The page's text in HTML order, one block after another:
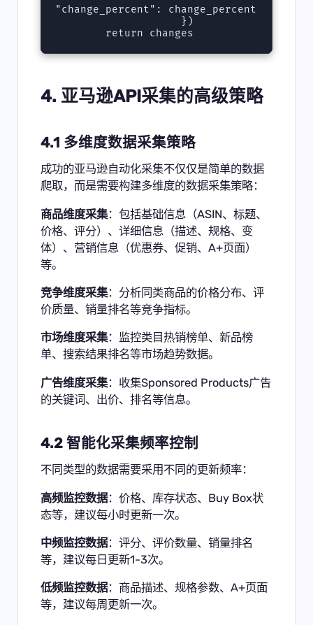
"change_percent": change_percent
4. 亚马逊API采集的高级策略
4.1 多维度数据采集策略
成功的亚马逊自动化采集不仅仅是简单的数据
爬取，而是需要构建多维度的数据采集策略：
商品维度采集：包括基础信息（ASIN、标题、
价格、评分）、详细信息（描述、规格、变
体）、营销信息（优惠券、促销、A+页面）
等。
竞争维度采集：分析同类商品的价格分布、评
价质量、销量排名等竞争指标。
市场维度采集：监控类目热销榜单、新品榜
单、搜索结果排名等市场趋势数据。
广告维度采集：收集Sponsored Products广告
的关键词、出价、排名等信息。
4.2 智能化采集频率控制
不同类型的数据需要采用不同的更新频率：
高频监控数据：价格、库存状态、Buy Box状
态等，建议每小时更新一次。
中频监控数据：评分、评价数量、销量排名
等，建议每日更新1-3次。
低频监控数据：商品描述、规格参数、A+页面
等，建议每周更新一次。